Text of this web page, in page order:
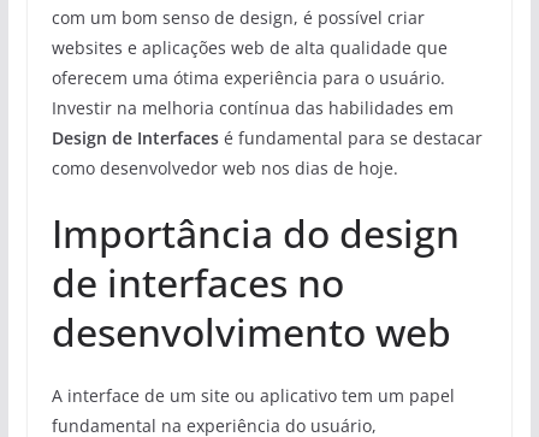
com um bom senso de design, é possível criar
websites e aplicações web de alta qualidade que
oferecem uma ótima experiência para o usuário.
Investir na melhoria contínua das habilidades em
Design de Interfacesé fundamental para se destacar
como desenvolvedor web nos dias de hoje.
Importância do design
de interfaces no
desenvolvimento web
A interface de um site ou aplicativo tem um papel
fundamental na experiência do usuário,